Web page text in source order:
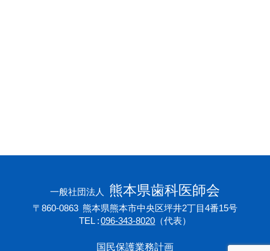
一般社団法人 熊本県歯科医師会
〒860-0863 熊本県熊本市中央区坪井2丁目4番15号
TEL
096-343-8020 （代表）
国民保護業務計画